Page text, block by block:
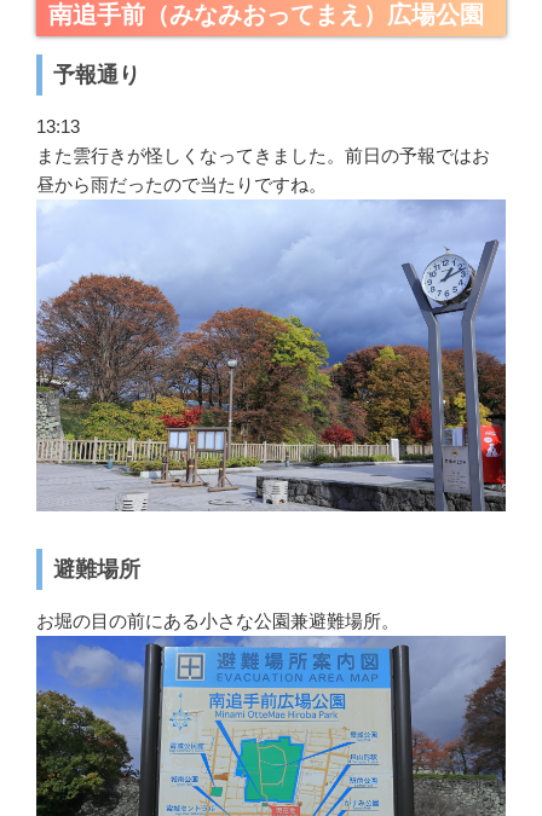
南追手前（みなみおってまえ）広場公園
予報通り
13:13
また雲行きが怪しくなってきました。前日の予報ではお
昼から雨だったので当たりですね。
避難場所
お堀の目の前にある小さな公園兼避難場所。